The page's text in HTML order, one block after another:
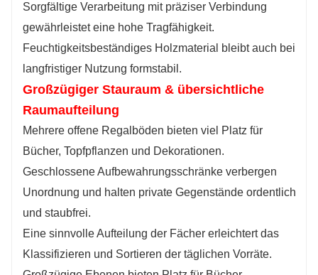
Sorgfältige Verarbeitung mit präziser Verbindung
gewährleistet eine hohe Tragfähigkeit.
Feuchtigkeitsbeständiges Holzmaterial bleibt auch bei
langfristiger Nutzung formstabil.
Großzügiger Stauraum & übersichtliche
Raumaufteilung
Mehrere offene Regalböden bieten viel Platz für
Bücher, Topfpflanzen und Dekorationen.
Geschlossene Aufbewahrungsschränke verbergen
Unordnung und halten private Gegenstände ordentlich
und staubfrei.
Eine sinnvolle Aufteilung der Fächer erleichtert das
Klassifizieren und Sortieren der täglichen Vorräte.